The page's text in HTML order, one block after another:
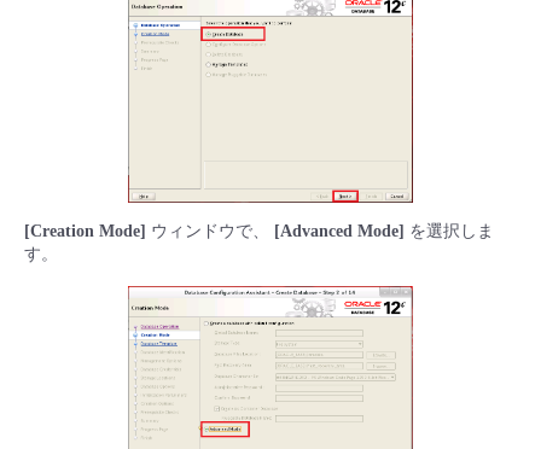
[Creation Mode] ウィンドウで、 [Advanced Mode] を選択しま
す。